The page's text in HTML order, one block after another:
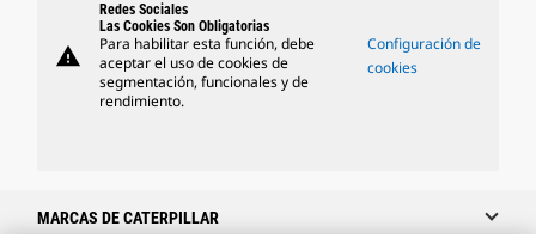
warning
Redes Sociales
Las Cookies Son Obligatorias
Para habilitar esta función, debe
aceptar el uso de cookies de
segmentación, funcionales y de
rendimiento.
Configuración de
cookies
MARCAS DE CATERPILLAR